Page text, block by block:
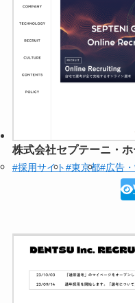
株式会社セプテーニ・
#採用サイト#東京都#広告